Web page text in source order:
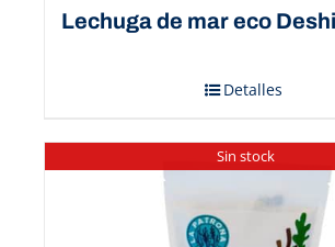
Lechuga de mar eco
Detalles
Sin stock